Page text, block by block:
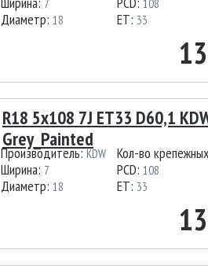
7
Диаметр: 18
108
ET: 33
R18 5x108 7J ET33 D60,1
Grey_Painted
Производитель:KDW
Ширина: 7
Диаметр: 18
Кол-во
PCD: 108
ET: 33